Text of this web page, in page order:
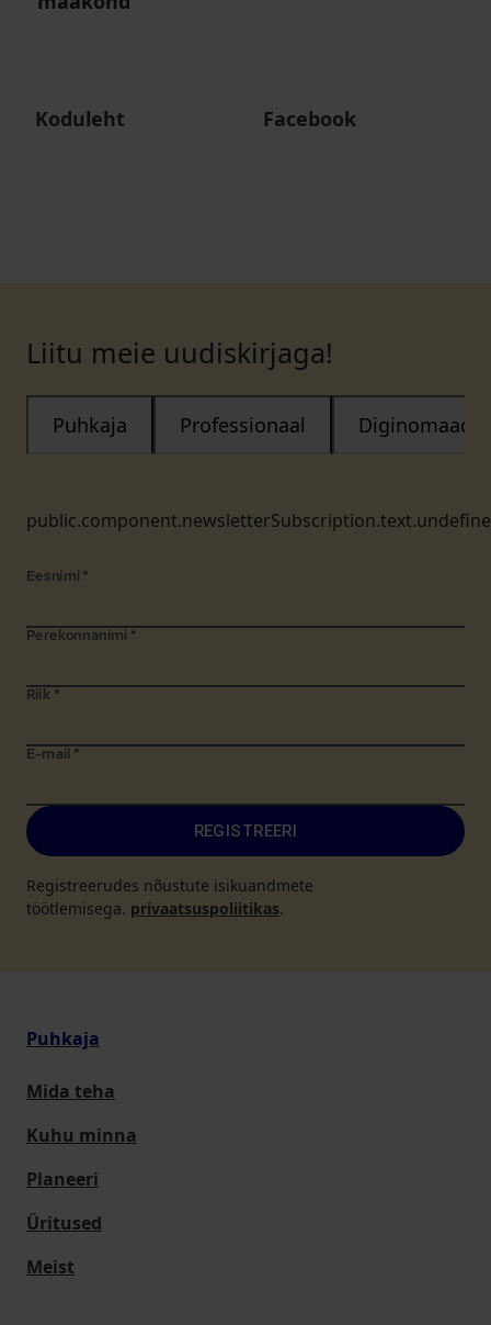
Koduleht Facebook
Liitu meie uudiskirjaga!
Puhkaja Professionaal Diginomaad
Eesnimi *
Perekonnanimi *
Riik *
E-mail *
REGISTREERI
Registreerudes nõustute isikuandmete
töötlemisega. privaatsuspoliitikas.
Puhkaja
Mida teha
Kuhu minna
Planeeri
Üritused
Meist